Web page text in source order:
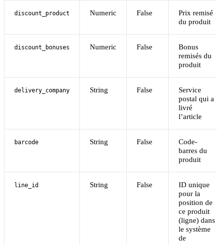
discount_product Numeric False
Prix remisé
du produit
discount_bonuses Numeric False
Bonus
remisés du
produit
delivery_company String False
Service
postal qui a
livré
l’article
barcode String False
Code-
barres du
produit
line_id String False
ID unique
pour la
position de
ce produit
(ligne) dans
le système
de